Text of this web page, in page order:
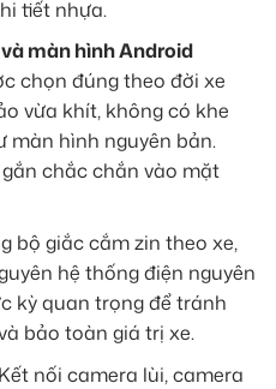
tiết nhựa.
màn hình Android
chọn đúng theo đời xe
vừa khít, không có khe
màn hình nguyên bản.
chắc chắn vào mặt
bộ giắc cắm zin theo xe,
hệ thống điện nguyên
kỳ quan trọng để tránh
bảo toàn giá trị xe.
nối camera lùi, camera